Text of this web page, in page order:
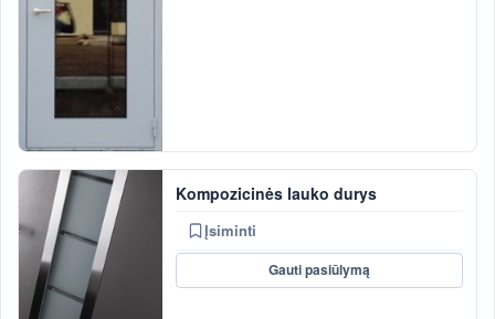
Kompozicinės lauko durys
Įsiminti
Gauti pasiūlymą